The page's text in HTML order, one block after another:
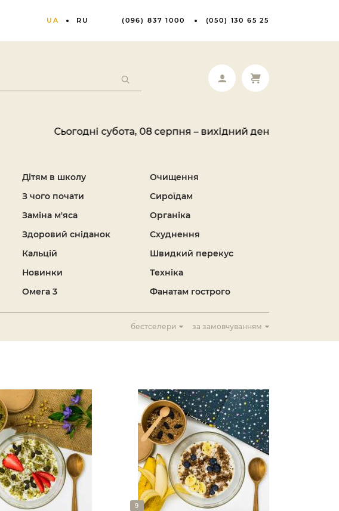
UA RU (096) 837 1000 (050) 130 65 25
Сьогодні субота, 08 серпня – вихідний день. Ваше замовлення
Дітям в школу
З чого почати
Заміна м'яса
Здоровий сніданок
Кальцій
Новинки
Омега 3
Очищення
Сироїдам
Органіка
Схуднення
Швидкий перекус
Техніка
Фанатам гострого
бестселери за замовчуванням
9